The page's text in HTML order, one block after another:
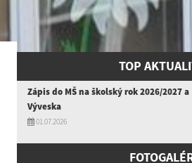
TOP
Zápis do MŠ na školský rok 2026/2027 a
Výveska
01.07.2026